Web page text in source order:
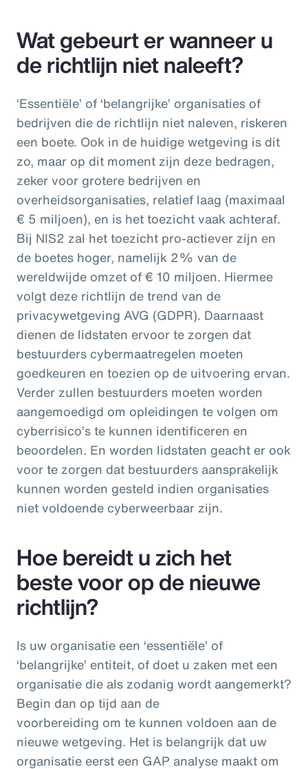
Wat gebeurt er wanneer u
de richtlijn niet naleeft?
‘Essentiële’ of ‘belangrijke’ organisaties of
bedrijven die de richtlijn niet naleven, riskeren
een boete. Ook in de huidige wetgeving is dit
zo, maar op dit moment zijn deze bedragen,
zeker voor grotere bedrijven en
overheidsorganisaties, relatief laag (maximaal
€ 5 miljoen), en is het toezicht vaak achteraf.
Bij NIS2 zal het toezicht pro-actiever zijn en
de boetes hoger, namelijk 2% van de
wereldwijde omzet of € 10 miljoen. Hiermee
volgt deze richtlijn de trend van de
privacywetgeving AVG (GDPR). Daarnaast
dienen de lidstaten ervoor te zorgen dat
bestuurders cybermaatregelen moeten
goedkeuren en toezien op de uitvoering ervan.
Verder zullen bestuurders moeten worden
aangemoedigd om opleidingen te volgen om
cyberrisico’s te kunnen identificeren en
beoordelen. En worden lidstaten geacht er ook
voor te zorgen dat bestuurders aansprakelijk
kunnen worden gesteld indien organisaties
niet voldoende cyberweerbaar zijn.
Hoe bereidt u zich het
beste voor op de nieuwe
richtlijn?
Is uw organisatie een ‘essentiële’ of
‘belangrijke’ entiteit, of doet u zaken met een
organisatie die als zodanig wordt aangemerkt?
Begin dan op tijd aan de
voorbereiding om te kunnen voldoen aan de
nieuwe wetgeving. Het is belangrijk dat uw
organisatie eerst een GAP analyse maakt om